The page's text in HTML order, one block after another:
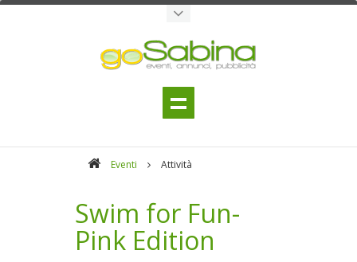
Eventi Attività
Swim for Fun-
Pink Edition